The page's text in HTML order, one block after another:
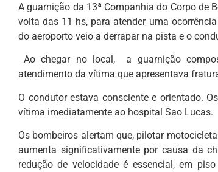
A guarnição da 13ª Companhia do Corpo de
volta das 11 hs, para atender uma
do aeroporto veio a derrapar na pista e o
Ao chegar no local, a guarnição
atendimento da vítima que apresentava
O condutor estava consciente e orientado.
vítima imediatamente ao hospital Sao Lucas.
Os bombeiros alertam que, pilotar
aumenta significativamente por causa da
redução de velocidade é essencial, em